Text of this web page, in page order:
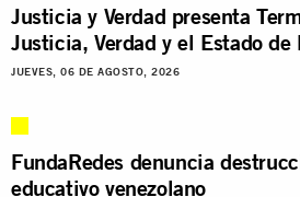
Justicia y Verdad presenta
Justicia, Verdad y el Estado de
JUEVES, 06 DE AGOSTO, 2026
FundaRedes denuncia
educativo venezolano